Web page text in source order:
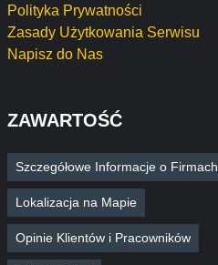
Polityka Prywatności
Zasady Użytkowania Serwisu
Napisz do Nas
ZAWARTOŚĆ
Szczegółowe Informacje o Firmach
Lokalizacja na Mapie
Opinie Klientów i Pracowników